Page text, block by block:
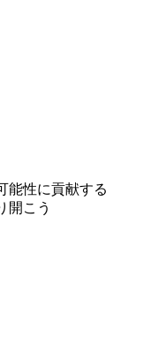
能性に貢献する
開こう